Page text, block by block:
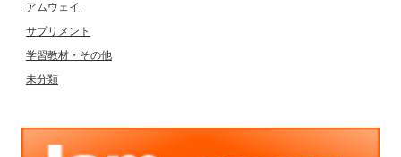
アムウェイ
サプリメント
学習教材・その他
未分類